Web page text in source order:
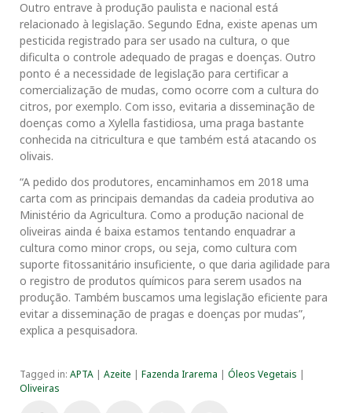
Outro entrave à produção paulista e nacional está
relacionado à legislação. Segundo Edna, existe apenas um
pesticida registrado para ser usado na cultura, o que
dificulta o controle adequado de pragas e doenças. Outro
ponto é a necessidade de legislação para certificar a
comercialização de mudas, como ocorre com a cultura do
citros, por exemplo. Com isso, evitaria a disseminação de
doenças como a Xylella fastidiosa, uma praga bastante
conhecida na citricultura e que também está atacando os
olivais.
“A pedido dos produtores, encaminhamos em 2018 uma
carta com as principais demandas da cadeia produtiva ao
Ministério da Agricultura. Como a produção nacional de
oliveiras ainda é baixa estamos tentando enquadrar a
cultura como minor crops, ou seja, como cultura com
suporte fitossanitário insuficiente, o que daria agilidade para
o registro de produtos químicos para serem usados na
produção. Também buscamos uma legislação eficiente para
evitar a disseminação de pragas e doenças por mudas”,
explica a pesquisadora.
Tagged in: APTA | Azeite | Fazenda Irarema | Óleos Vegetais |
Oliveiras